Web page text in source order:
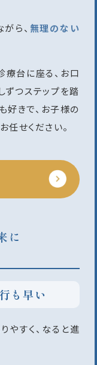
ら、 無理のない
療台に座る、お口
ずつステップを踏
好きで、お子様の
任せください。
に
も早い
やすく、なると進